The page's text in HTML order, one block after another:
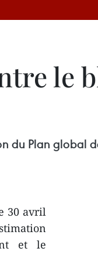
le
du Plan global
30 avril
et le